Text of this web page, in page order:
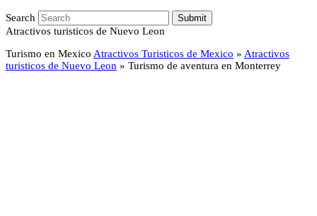
Search Submit
Atractivos turisticos de Nuevo Leon
Turismo en Mexico Atractivos Turisticos de Mexico » Atractivos
turisticos de Nuevo Leon » Turismo de aventura en Monterrey